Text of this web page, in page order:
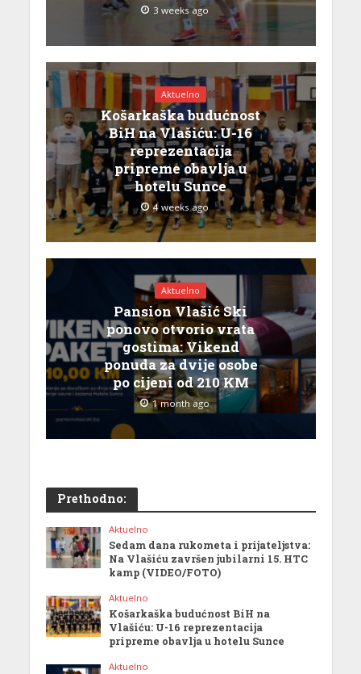
3 weeks ago
Aktuelno
Košarkaška budućnost
BiH na Vlašiću: U-16
reprezentacija
pripreme obavlja u
hotelu Sunce
4 weeks ago
Aktuelno
Pansion Vlašić Ski
ponovo otvorio vrata
gostima: Vikend
ponuda za dvije osobe
po cijeni od 210 KM
1 month ago
Prethodno:
Aktuelno
Sedam dana rukometa i prijateljstva:
Na Vlašiću završen jubilarni 15. HTC
kamp (VIDEO/FOTO)
Aktuelno
Košarkaška budućnost BiH na
Vlašiću: U-16 reprezentacija
pripreme obavlja u hotelu Sunce
Aktuelno